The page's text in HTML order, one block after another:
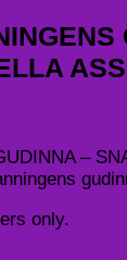
–
only.